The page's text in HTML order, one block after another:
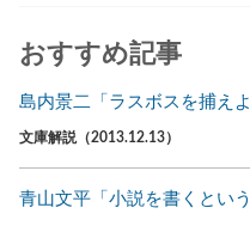
おすすめ記事
島内景二「ラスボスを捕えよ
文庫解説（2013.12.13）
青山文平「小説を書くとい